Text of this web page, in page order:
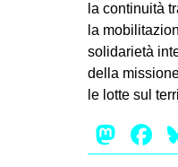
la continuità
la
solidarietà
della
le lotte sul